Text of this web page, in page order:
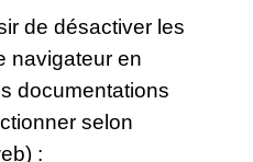
de désactiver les
navigateur en
documentations
selon
: